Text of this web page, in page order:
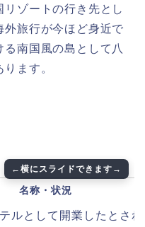
ゾートの行き先とし
外旅行が今ほど身近で
南国風の島として八
ます。
名称・状況
ルとして開業したとさ